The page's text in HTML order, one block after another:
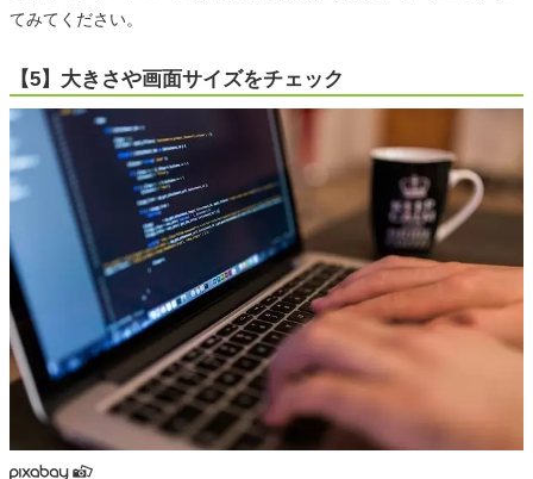
てみてください。
【5】大きさや画面サイズをチェック